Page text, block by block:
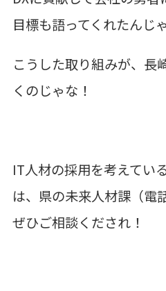
目標も語ってくれたんじゃ
こうした取り組みが、長
くのじゃな！
IT人材の採用を考えてい
は、県の未来人材課（電
ぜひご相談くだされ！